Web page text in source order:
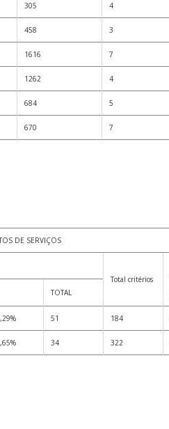
305 4
458 3
1616 7
1262 4
684 5
670 7
DE SERVIÇOS
Total critérios
TOTAL
51 184
34 322